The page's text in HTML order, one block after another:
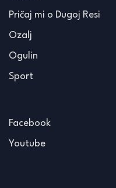
Pričaj mi o Dugoj Resi
Ozalj
Ogulin
Sport
Facebook
Youtube